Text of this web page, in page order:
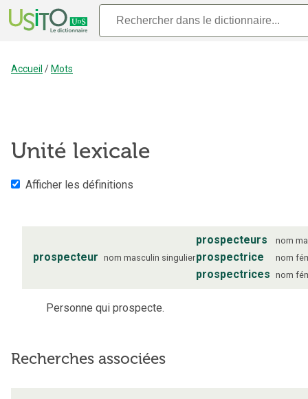
Accueil / Mots
Unité lexicale
Afficher les définitions
prospecteur nom masculin singulier
prospecteurs nom
prospectrice nom
prospectrices nom
Personne qui prospecte.
Recherches associées